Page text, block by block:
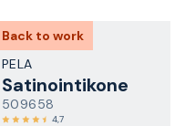
Back to work
PELA
Satinointikone
509658
4,7